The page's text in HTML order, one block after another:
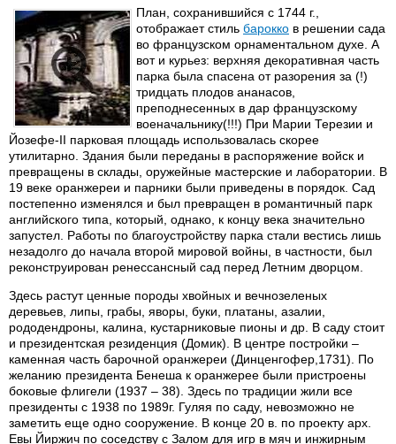
План, сохранившийся с 1744 г.,
отображает стиль барокко в решении сада
во французском орнаментальном духе. А
вот и курьез: верхняя декоративная часть
парка была спасена от разорения за (!)
тридцать плодов ананасов,
преподнесенных в дар французскому
военачальнику(!!!) При Марии Терезии и
Йозефе-II парковая площадь использовалась скорее
утилитарно. Здания были переданы в распоряжение войск и
превращены в склады, оружейные мастерские и лаборатории. В
19 веке оранжереи и парники были приведены в порядок. Сад
постепенно изменялся и был превращен в романтичный парк
английского типа, который, однако, к концу века значительно
запустел. Работы по благоустройству парка стали вестись лишь
незадолго до начала второй мировой войны, в частности, был
реконструирован ренессансный сад перед Летним дворцом.
Здесь растут ценные породы хвойных и вечнозеленых
деревьев, липы, грабы, яворы, буки, платаны, азалии,
рододендроны, калина, кустарниковые пионы и др. В саду стоит
и президентская резиденция (Домик). В центре постройки –
каменная часть барочной оранжереи (Динценгофер,1731). По
желанию президента Бенеша к оранжерее были пристроены
боковые флигели (1937 – 38). Здесь по традиции жили все
президенты с 1938 по 1989г. Гуляя по саду, невозможно не
заметить еще одно сооружение. В конце 20 в. по проекту арх.
Евы Йиржич по соседству с Залом для игр в мяч и инжирным